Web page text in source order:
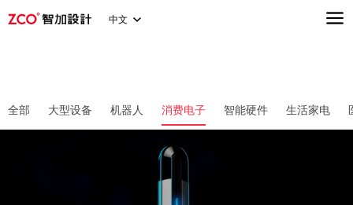
中文
全部 大型设备 机器人 消费电子 智能硬件 生活家电